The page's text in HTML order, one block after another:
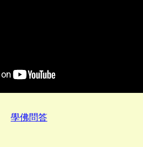
學佛問答